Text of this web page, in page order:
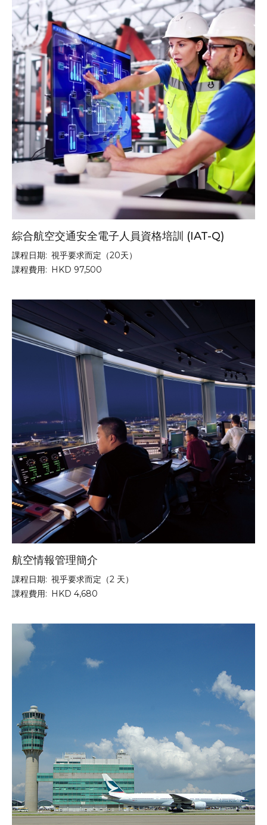
綜合航空交通安全電子人員資格培訓 (IAT-Q)
課程日期: 視乎要求而定（20天）
課程費用: HKD 97,500
航空情報管理簡介
課程日期: 視乎要求而定（2 天）
課程費用: HKD 4,680